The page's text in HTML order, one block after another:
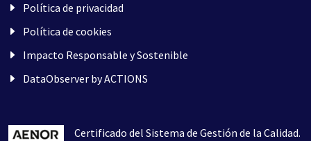
Política de privacidad
Política de cookies
Impacto Responsable y Sostenible
DataObserver by ACTIONS
Certificado del Sistema de Gestión de la Calidad.